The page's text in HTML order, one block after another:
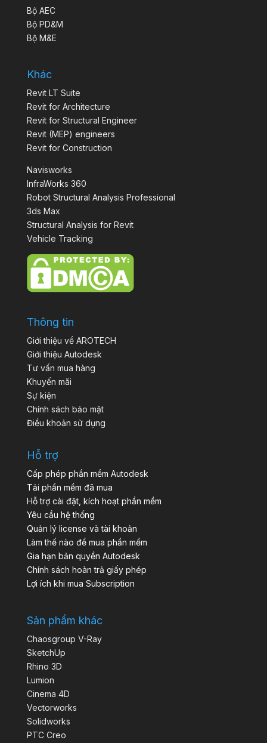
Bộ AEC
Bộ PD&M
Bộ M&E
Khác
Revit LT Suite
Revit for Architecture
Revit for Structural Engineer
Revit (MEP) engineers
Revit for Construction
Navisworks
InfraWorks 360
Robot Structural Analysis Professional
3ds Max
Structural Analysis for Revit
Vehicle Tracking
Thông tin
Giới thiệu về AROTECH
Giới thiệu Autodesk
Tư vấn mua hàng
Khuyến mãi
Sự kiện
Chính sách bảo mật
Điều khoản sử dụng
Hỗ trợ
Cấp phép phần mềm Autodesk
Tải phần mềm đã mua
Hỗ trợ cài đặt, kích hoạt phần mềm
Yêu cầu hệ thống
Quản lý license và tài khoản
Làm thế nào để mua phần mềm
Gia hạn bản quyền Autodesk
Chính sách hoàn trả giấy phép
Lợi ích khi mua Subscription
Sản phẩm khác
Chaosgroup V-Ray
SketchUp
Rhino 3D
Lumion
Cinema 4D
Vectorworks
Solidworks
PTC Creo